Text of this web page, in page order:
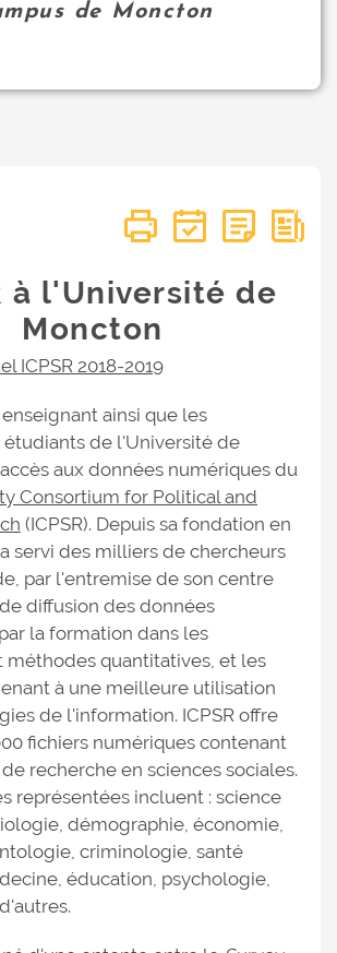
de Moncton
à l'Université de
Moncton
ICPSR 2018-2019
ainsi que les
de l'Université de
aux données numériques du
Consortium for Political and
(ICPSR). Depuis sa fondation en
a servi des milliers de chercheurs
par l'entremise de son centre
diffusion des données
la formation dans les
méthodes quantitatives, et les
à une meilleure utilisation
de l'information. ICPSR offre
fichiers numériques contenant
recherche en sciences sociales.
représentées incluent : science
démographie, économie,
criminologie, santé
éducation, psychologie,